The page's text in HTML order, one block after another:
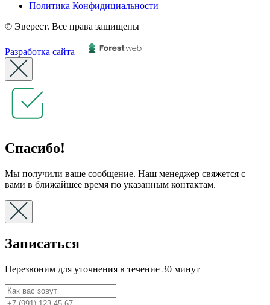
Политика Конфидициальности
© Эверест. Все права защищены
Разработка сайта —
Спасибо!
Мы получили ваше сообщение. Наш менеджер свяжется с
вами в ближайшее время по указанным контактам.
Записаться
Перезвоним для уточнения в течение 30 минут